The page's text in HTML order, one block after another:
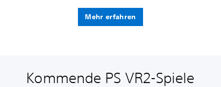
Mehr erfahren
Kommende PS VR2-Spiele